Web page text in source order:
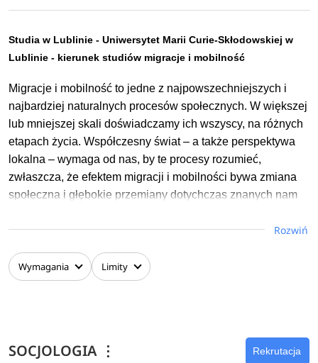
Studia w Lublinie - Uniwersytet Marii Curie-Skłodowskiej w
Lublinie - kierunek studiów migracje i mobilność
Migracje i mobilność to jedne z najpowszechniejszych i
najbardziej naturalnych procesów społecznych. W większej
lub mniejszej skali doświadczamy ich wszyscy, na różnych
etapach życia. Współczesny świat – a także perspektywa
lokalna – wymaga od nas, by te procesy rozumieć,
zwłaszcza, że efektem migracji i mobilności bywa zmiana
społeczna i głębokie przemiany dotychczas znanych nam
uwarunkowań i przebiegu procesów oraz umiejętność ich
oraz kreowania polityk migracyjnych na wielu poziomach,
tak by w pełni wykorzystać ich potencjał do budowania
zajmujących się zarządzaniem procesami migracyjnymi
Rozwiń
Wymagania Limity
SOCJOLOGIA ⋮ Rekrutacja